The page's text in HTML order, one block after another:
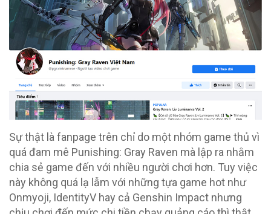
Sự thật là fanpage trên chỉ do một nhóm game thủ vì
quá đam mê Punishing: Gray Raven mà lập ra nhằm
chia sẻ game đến với nhiều người chơi hơn. Tuy việc
này không quá lạ lẫm với những tựa game hot như
Onmyoji, IdentityV hay cả Genshin Impact nhưng